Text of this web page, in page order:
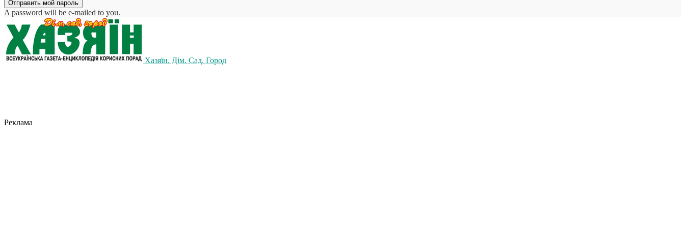
A password will be e-mailed to you.
Хазяїн. Дім. Сад. Город
Реклама